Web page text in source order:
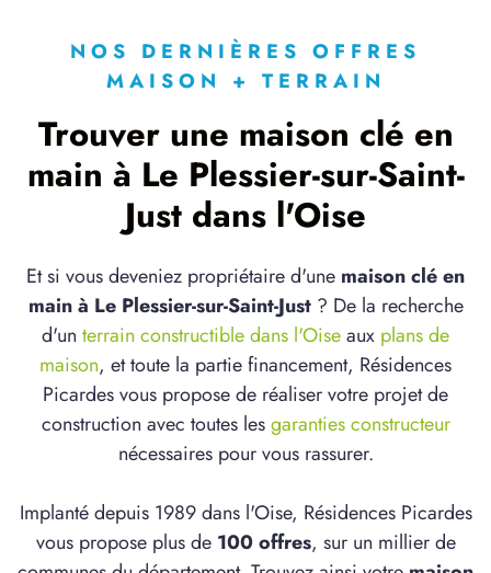
NOS DERNIÈRES OFFRES
MAISON + TERRAIN
Trouver une maison clé en
main à Le Plessier-sur-Saint-
Just dans l'Oise
Et si vous deveniez propriétaire d'une maison clé en
main à Le Plessier-sur-Saint-Just? De la recherche
d'un terrain constructible dans l'Oiseaux plans de
maison, et toute la partie financement, Résidences
Picardes vous propose de réaliser votre projet de
construction avec toutes lesgaranties constructeur
nécessaires pour vous rassurer.
Implanté depuis 1989 dans l'Oise, Résidences Picardes
vous propose plus de 100 offres, sur un millier de